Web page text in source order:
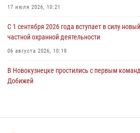
06 августа 2026, 07:16
17 июля 2026, 10:21
С 1 сентября 2026 года вступает в силу
частной охранной деятельности
06 августа 2026, 10:19
В Новокузнецке простились с первым
Добижей